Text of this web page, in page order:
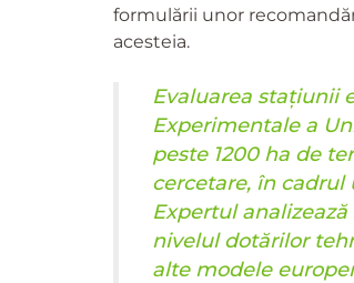
formulării unor
acesteia.
Evaluarea stațiunii
Experimentale a
peste 1200 ha de
cercetare, în
Expertul
nivelul dotărilor
alte modele